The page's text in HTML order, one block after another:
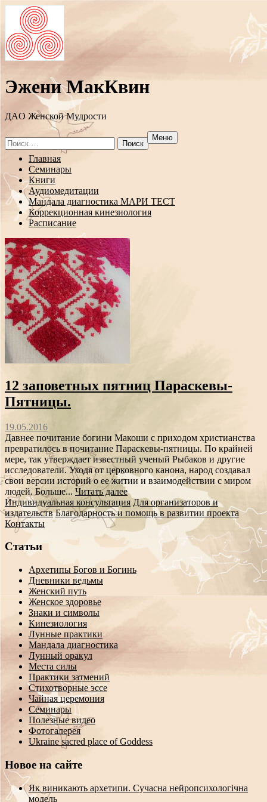
Эжени МакКвин
ДAO Женской Мудрости
Search
for:
Меню
Перейти
содержанию
Главная
Семинары
Книги
Аудиомедитации
Мандала диагностика МАРИ ТЕСТ
Коррекционная кинезиология
Расписание
12 заповетных пятниц Параскевы-
Пятницы.
19.05.2016
Давнее почитание богини Макоши с приходом христианства
превратилось в почитание Параскевы-пятницы. По крайней
мере, так утверждает известный ученый Рыбаков и другие
исследователи. Уходя от церковного канона, народ создавал
свои версии историй о ее житии и взаимодействии с миром
людей. Больше... Читать далее
Индивидуальная консультация Для организаторов и
издательств Благодарность и помощь в развитии проекта
Контакты
Статьи
Архетипы Богов и Богинь
Дневники ведьмы
Женский путь
Женское здоровье
Знаки и символы
Кинезиология
Лунные практики
Мандала диагностика
Лунный оракул
Места силы
Практики затмений
Стихотворные эссе
Чайная церемония
Семинары
Полезные видео
Фотогалерея
Ukraine sacred place of Goddess
Новое на сайте
Як виникають архетипи. Сучасна нейропсихологічна
модель